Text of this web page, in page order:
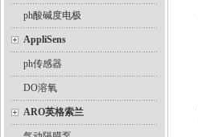
ph酸碱度电极
AppliSens
ph传感器
DO溶氧
ARO英格索兰